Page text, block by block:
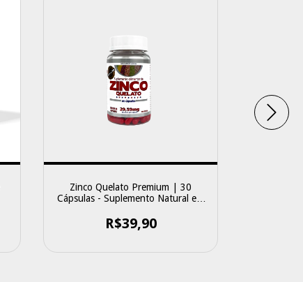
Zinco Quelato Premium | 30
Cápsulas - Suplemento Natural em
R$39,90